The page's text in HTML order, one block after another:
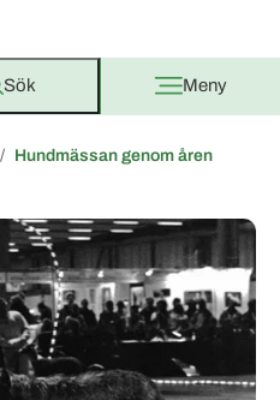
Sök Meny
Hundmässan genom åren